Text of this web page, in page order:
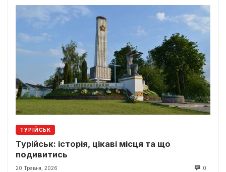
ТУРІЙСЬК
Турійськ: історія, цікаві місця та що
подивитись
20 Травня, 2026 0